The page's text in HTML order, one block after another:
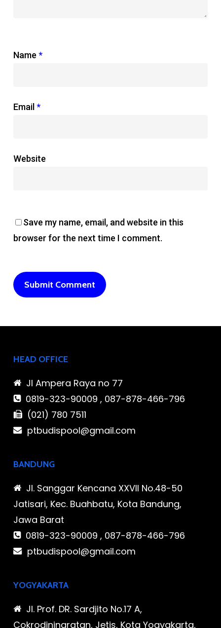
Name *
Email*
Website
Save my name, email, and website in this
browser for the next time I comment.
HEAD OFFICE
Jl Ampera Raya no 77
0819-323-90009 , 087-878-466-796
(021) 780 7511
ptbudispool@gmail.com
BANDUNG
Jl. Sanggar Kencana XXVII No.48-50
Jatisari, Kec. Buahbatu, Kota Bandung,
Jawa Barat
0819-323-90009 , 087-878-466-796
ptbudispool@gmail.com
YOGYAKARTA
Jl. Prof. DR. Sardjito No.17 A,
Cokrodiningratan, Jetis, Kota Yogyakarta,